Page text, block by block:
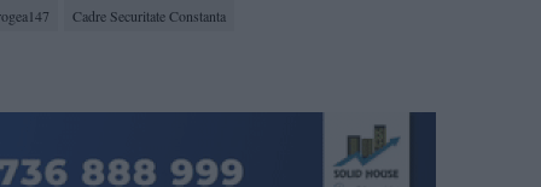
Cadre Securitate Constanta